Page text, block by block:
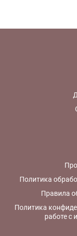
Политика
Правила
Политика
работе с